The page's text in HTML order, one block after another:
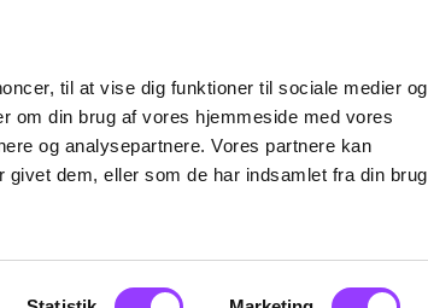
til at vise dig funktioner til sociale medier og
om din brug af vores hjemmeside med vores
og analysepartnere. Vores partnere kan
dem, eller som de har indsamlet fra din brug